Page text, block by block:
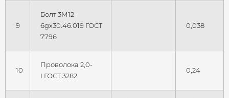
9
Болт 3М12-
6gх30.46.019 ГОСТ
7796
0,038
10
Проволока 2,0-
I ГОСТ 3282
0,24